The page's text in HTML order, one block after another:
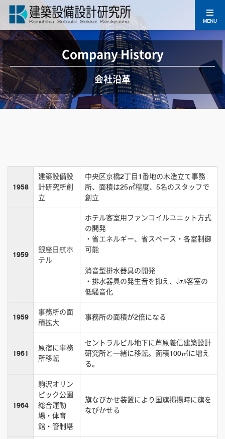
MENU
Company History
会社沿革
1958
建築設備設
計研究所創
立
中央区京橋2丁目1番地の木造立て事務
所、面積は25㎡程度、5名のスタッフで
創立
1959
銀座日航ホ
テル
ホテル客室用ファンコイルユニット方式
の開発
・省エネルギー、省スペース・各室制御
可能
消音型排水器具の開発
・排水器具の発生音を抑え、ﾎﾃﾙ客室の
低騒音化
1959
事務所の面
積拡大
事務所の面積が2倍になる
1961
原宿に事務
所移転
セントラルビル地下に芦原義信建築設計
研究所と一緒に移転。面積100㎡に増え
る。
1964
駒沢オリン
ピック公園
総合運動
場・体育
館・管制塔
旗なびかせ装置により国旗掲揚時に旗を
なびかせる